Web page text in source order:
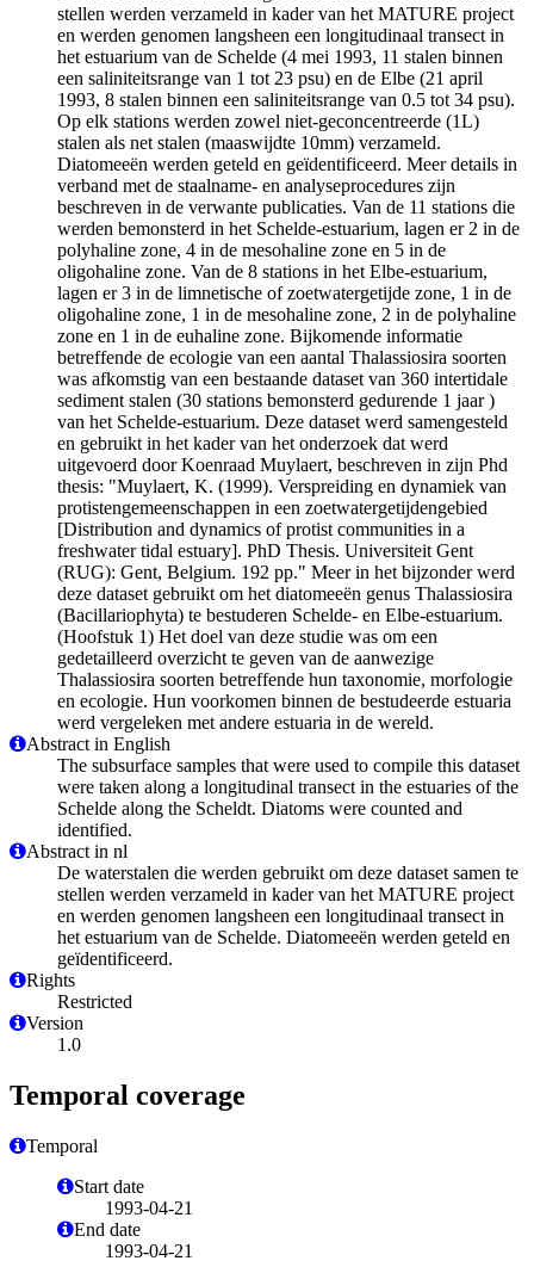
stellen werden verzameld in kader van het MATURE project
en werden genomen langsheen een longitudinaal transect in
het estuarium van de Schelde (4 mei 1993, 11 stalen binnen
een saliniteitsrange van 1 tot 23 psu) en de Elbe (21 april
1993, 8 stalen binnen een saliniteitsrange van 0.5 tot 34 psu).
Op elk stations werden zowel niet-geconcentreerde (1L)
stalen als net stalen (maaswijdte 10mm) verzameld.
Diatomeeën werden geteld en geïdentificeerd. Meer details in
verband met de staalname- en analyseprocedures zijn
beschreven in de verwante publicaties. Van de 11 stations die
werden bemonsterd in het Schelde-estuarium, lagen er 2 in de
polyhaline zone, 4 in de mesohaline zone en 5 in de
oligohaline zone. Van de 8 stations in het Elbe-estuarium,
lagen er 3 in de limnetische of zoetwatergetijde zone, 1 in de
oligohaline zone, 1 in de mesohaline zone, 2 in de polyhaline
zone en 1 in de euhaline zone. Bijkomende informatie
betreffende de ecologie van een aantal Thalassiosira soorten
was afkomstig van een bestaande dataset van 360 intertidale
sediment stalen (30 stations bemonsterd gedurende 1 jaar )
van het Schelde-estuarium. Deze dataset werd samengesteld
en gebruikt in het kader van het onderzoek dat werd
uitgevoerd door Koenraad Muylaert, beschreven in zijn Phd
thesis: "Muylaert, K. (1999). Verspreiding en dynamiek van
protistengemeenschappen in een zoetwatergetijdengebied
[Distribution and dynamics of protist communities in a
freshwater tidal estuary]. PhD Thesis. Universiteit Gent
(RUG): Gent, Belgium. 192 pp." Meer in het bijzonder werd
deze dataset gebruikt om het diatomeeën genus Thalassiosira
(Bacillariophyta) te bestuderen Schelde- en Elbe-estuarium.
(Hoofstuk 1) Het doel van deze studie was om een
gedetailleerd overzicht te geven van de aanwezige
Thalassiosira soorten betreffende hun taxonomie, morfologie
en ecologie. Hun voorkomen binnen de bestudeerde estuaria
werd vergeleken met andere estuaria in de wereld.
Abstract in English
The subsurface samples that were used to compile this dataset
were taken along a longitudinal transect in the estuaries of the
Schelde along the Scheldt. Diatoms were counted and
identified.
Abstract in nl
De waterstalen die werden gebruikt om deze dataset samen te
stellen werden verzameld in kader van het MATURE project
en werden genomen langsheen een longitudinaal transect in
het estuarium van de Schelde. Diatomeeën werden geteld en
geïdentificeerd.
Rights
Restricted
Version
1.0
Temporal coverage
Temporal
Start date
1993-04-21
End date
1993-04-21